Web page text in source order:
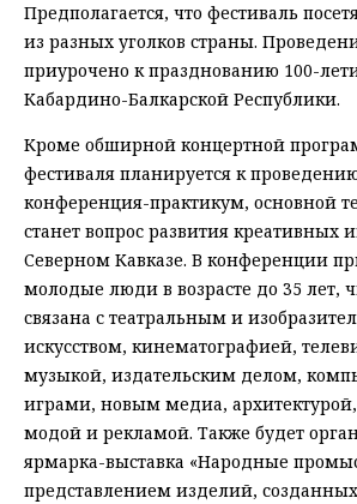
Предполагается, что фестиваль
из разных уголков страны.
приурочено к празднованию 100-
Кабардино-Балкарской Республики.
Кроме обширной концертной
фестиваля планируется к
конференция-практикум, основной
станет вопрос развития креативных
Северном Кавказе. В конференции
молодые люди в возрасте до 35 лет,
связана с театральным и
искусством, кинематографией,
музыкой, издательским делом,
играми, новым медиа,
модой и рекламой. Также будет
ярмарка-выставка «Народные
представлением изделий,